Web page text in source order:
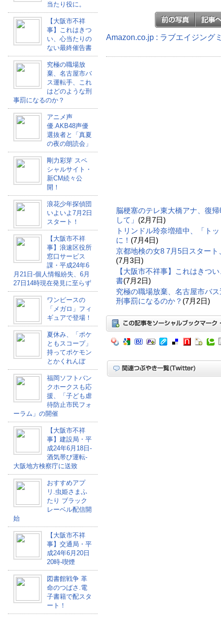
当たり役に。
【大阪市不祥
事】これはきつ
い、心当たりの
ない最終催告書
究極の職場放
棄、名古屋市バ
ス運転手、これ
はどのような刑
事罰になるのか？
アニメ声
優.AKB48声優
選抜者と「真夏
の夜の朗読会」
剛力彩芽 スペ
シャルサイト・
新CM続々公
開！
浪花少年探偵団
いよいよ7月2日
スタート！
【大阪市不祥
事】浪速区役所
窓口サービス
課・平成24年6
月21日-個人情報紛失、6月
27日14時現在発見に至らず
ワンピースの
「メガロ」フィ
ギュアで登場！
夏休み、「ポケ
ともスコープ」
持ってポケモン
とかくれんぼ
福岡ソフトバン
クホークスも応
援、「子ども虐
待防止市民フォ
ーラム」の開催
【大阪市不祥
事】建設局・平
成24年6月18日-
酒気帯び運転-
大阪地方検察庁に送致
おすすめアプ
リ.虫姫さまふ
たり ブラック
レーベル配信開
始
【大阪市不祥
事】交通局・平
成24年6月20日
20時-喫煙
図書館戦争 革
命のつばさ.電
子書籍で配スタ
ート！
Amazon.co.jp : ラブエイジング
脳梗塞のテレ東大橋アナ、復
して」 (2月7日)
トリンドル玲奈増殖中、「ト
に！ (7月4日)
京都地検の女8 7月5日スター
(7月3日)
【大阪市不祥事】これはきつ
書(7月2日)
究極の職場放棄、名古屋市バ
刑事罰になるのか？ (7月2日)